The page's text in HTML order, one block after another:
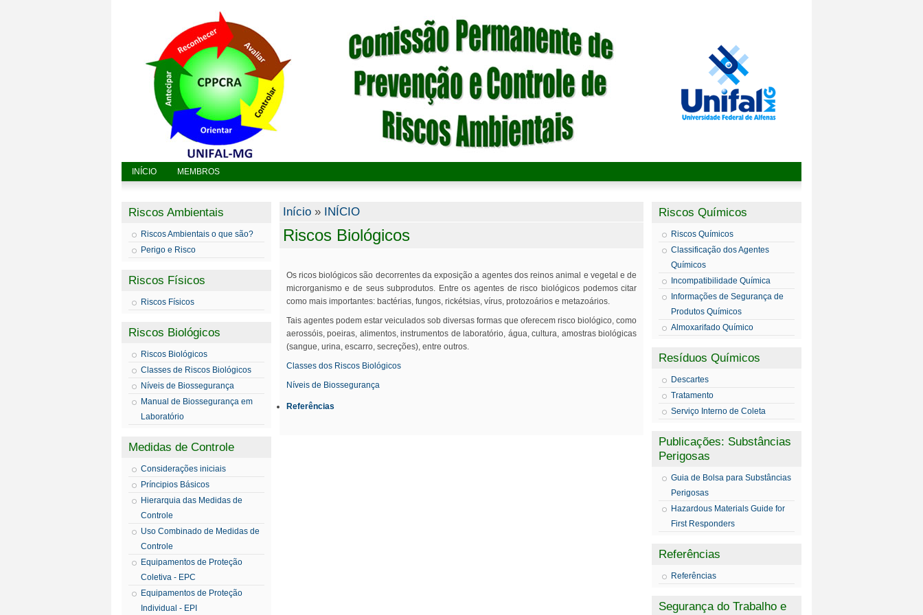
INÍCIO MEMBROS
Riscos Ambientais
Riscos Ambientais o que são?
Perigo e Risco
Riscos Físicos
Riscos Físicos
Riscos Biológicos
Riscos Biológicos
Classes de Riscos Biológicos
Níveis de Biossegurança
Manual de Biossegurança em
Laboratório
Medidas de Controle
Considerações iniciais
Príncipios Básicos
Hierarquia das Medidas de
Controle
Uso Combinado de Medidas de
Controle
Equipamentos de Proteção
Coletiva - EPC
Equipamentos de Proteção
Individual - EPI
Você está aqui
Início» INÍCIO
Riscos Biológicos
Os ricos biológicos são decorrentes da exposição a agentes dos reinos animal e vegetal e de
microrganismo e de seus subprodutos. Entre os agentes de risco biológicos podemos citar
como mais importantes: bactérias, fungos, rickétsias, vírus, protozoários e metazoários.
Tais agentes podem estar veiculados sob diversas formas que oferecem risco biológico, como
aerossóis, poeiras, alimentos, instrumentos de laboratório, água, cultura, amostras biológicas
(sangue, urina, escarro, secreções), entre outros.
Classes dos Riscos Biológicos
Níveis de Biossegurança
Referências
Riscos Químicos
Riscos Químicos
Classificação dos Agentes
Químicos
Incompatibilidade Química
Informações de Segurança de
Produtos Químicos
Almoxarifado Químico
Resíduos Químicos
Descartes
Tratamento
Serviço Interno de Coleta
Publicações: Substâncias
Perigosas
Guia de Bolsa para Substâncias
Perigosas
Hazardous Materials Guide for
First Responders
Referências
Referências
Segurança do Trabalho e